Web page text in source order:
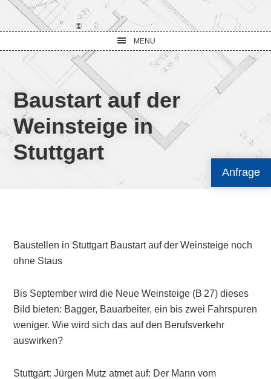
Anfrage
MENU
Baustart auf der
Weinsteige in
Stuttgart
Baustellen in Stuttgart Baustart auf der Weinsteige noch
ohne Staus
Bis September wird die Neue Weinsteige (B 27) dieses
Bild bieten: Bagger, Bauarbeiter, ein bis zwei Fahrspuren
weniger. Wie wird sich das auf den Berufsverkehr
auswirken?
Stuttgart: Jürgen Mutz atmet auf: Der Mann vom